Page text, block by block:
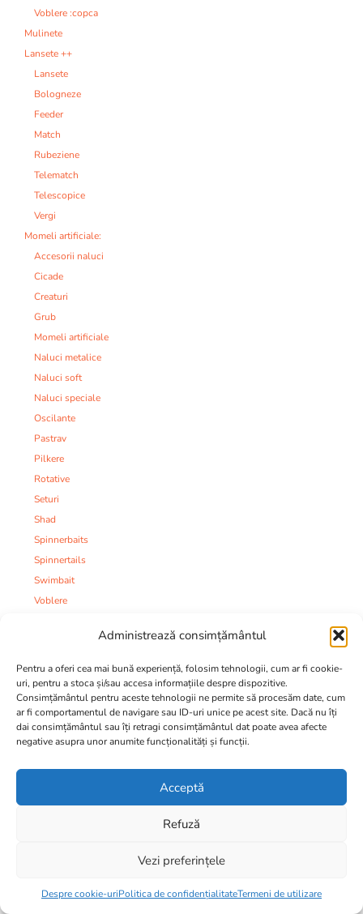
Administrează consimțământul
Pentru a oferi cea mai bună experiență, folosim tehnologii, cum ar fi cookie-
uri, pentru a stoca și/sau accesa informațiile despre dispozitive.
Consimțământul pentru aceste tehnologii ne permite să procesăm date, cum
ar fi comportamentul de navigare sau ID-uri unice pe acest site. Dacă nu îți
dai consimțământul sau îți retragi consimțământul dat poate avea afecte
negative asupra unor anumite funcționalități și funcții.
Acceptă
Refuză
Vezi preferințele
Despre cookie-uriPolitica de confidențialitateTermeni de utilizare
Voblere :copca
Mulinete
Lansete ++
Lansete
Bologneze
Feeder
Match
Rubeziene
Telematch
Telescopice
Vergi
Momeli artificiale:
Accesorii naluci
Cicade
Creaturi
Grub
Momeli artificiale
Naluci metalice
Naluci soft
Naluci speciale
Oscilante
Pastrav
Pilkere
Rotative
Seturi
Shad
Spinnerbaits
Spinnertails
Swimbait
Voblere
Boillies
Boillies Pop-Up
Dipuri
Ingrediente boillies
Nade